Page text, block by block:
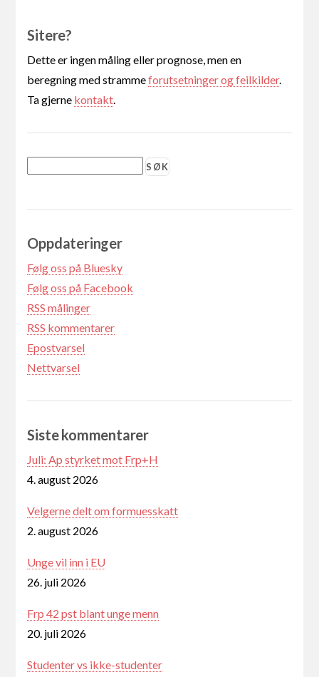
Sitere?
Dette er ingen måling eller prognose, men en
beregning med strammeforutsetninger og feilkilder.
Ta gjerne kontakt.
Oppdateringer
Følg oss på Bluesky
Følg oss på Facebook
RSS målinger
RSS kommentarer
Epostvarsel
Nettvarsel
Siste kommentarer
Juli: Ap styrket mot Frp+H
4. august 2026
Velgerne delt om formuesskatt
2. august 2026
Unge vil inn i EU
26. juli 2026
Frp 42 pst blant unge menn
20. juli 2026
Studenter vs ikke-studenter